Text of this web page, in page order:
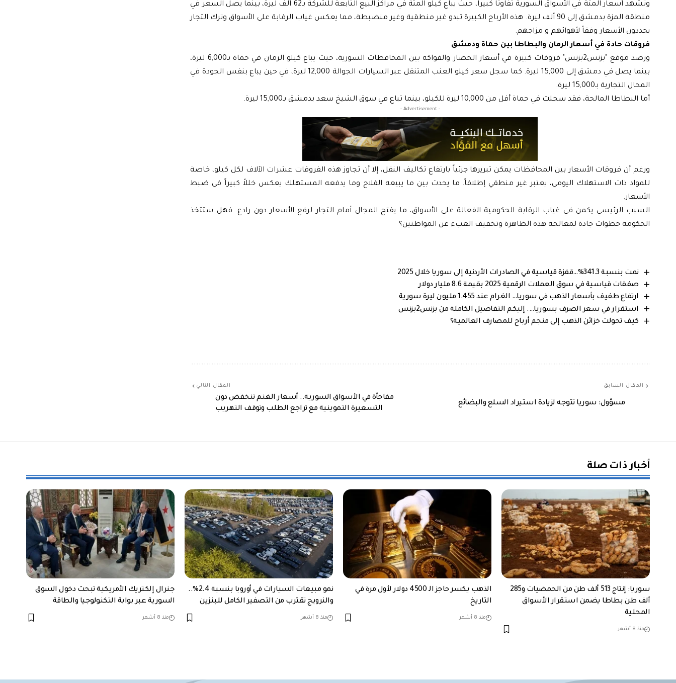
وتشهد أسعار المتة في الأسواق السورية تفاوتاً كبيراً، حيث يباع كيلو المتة في مراكز البيع التابعة للشركة بـ62 ألف ليرة، بينما يصل السعر في
منطقة المزة بدمشق إلى 90 ألف ليرة. هذه الأرباح الكبيرة تبدو غير منطقية وغير منضبطة، مما يعكس غياب الرقابة على الأسواق وترك التجار
يحددون الأسعار وفقاً لأهوائهم و مزاجهم.
فروقات حادة في أسعار الرمان والبطاطا بين حماة ودمشق
ورصد موقع "بزنس2بزنس" فروقات كبيرة في أسعار الخضار والفواكه بين المحافظات السورية، حيث يباع كيلو الرمان في حماة بـ6,000 ليرة،
بينما يصل في دمشق إلى 15,000 ليرة. كما سجل سعر كيلو العنب المتنقل عبر السيارات الجوالة 12,000 ليرة، في حين يباع بنفس الجودة في
المحال التجارية بـ15,000 ليرة.
أما البطاطا المالحة، فقد سجلت في حماة أقل من 10,000 ليرة للكيلو، بينما تباع في سوق الشيخ سعد بدمشق بـ15,000 ليرة.
- Advertisement -
ورغم أن فروقات الأسعار بين المحافظات يمكن تبريرها جزئياً بارتفاع تكاليف النقل، إلا أن تجاوز هذه الفروقات عشرات الآلاف لكل كيلو، خاصة
للمواد ذات الاستهلاك اليومي، يعتبر غير منطقي إطلاقاً. ما يحدث بين ما يبيعه الفلاح وما يدفعه المستهلك يعكس خللاً كبيراً في ضبط
الأسعار.
السبب الرئيسي يكمن في غياب الرقابة الحكومية الفعالة على الأسواق، ما يفتح المجال أمام التجار لرفع الأسعار دون رادع. فهل ستتخذ
الحكومة خطوات جادة لمعالجة هذه الظاهرة وتخفيف العبء عن المواطنين؟
نمت بنسبة 341.3%…قفزة قياسية في الصادرات الأردنية إلى سوريا خلال 2025
صفقات قياسية في سوق العملات الرقمية 2025 بقيمة 8.6 مليار دولار
ارتفاع طفيف بأسعار الذهب في سوريا… الغرام عند 1.455 مليون ليرة سورية
استقرار في سعر الصرف بسوريا…. إليكم التفاصيل الكاملة من بزنس2بزنس
كيف تحولت خزائن الذهب إلى منجم أرباح للمصارف العالمية؟
المقال السابق
مسؤول: سوريا تتوجه لزيادة استيراد السلع والبضائع
المقال التالي
مفاجأة في الأسواق السورية.. أسعار الغنم تنخفض دون
التسعيرة التموينية مع تراجع الطلب وتوقف التهريب
أخبار ذات صلة
سوريا: إنتاج 513 ألف طن من الحمضيات و285
ألف طن بطاطا يضمن استقرار الأسواق
المحلية
منذ 8 أشهر
الذهب يكسر حاجز الـ 4500 دولار لأول مرة في
التاريخ
منذ 8 أشهر
نمو مبيعات السيارات في أوروبا بنسبة 2.4%..
والنرويج تقترب من التصفير الكامل للبنزين
منذ 8 أشهر
جنرال إلكتريك الأمريكية تبحث دخول السوق
السورية عبر بوابة التكنولوجيا والطاقة
منذ 8 أشهر